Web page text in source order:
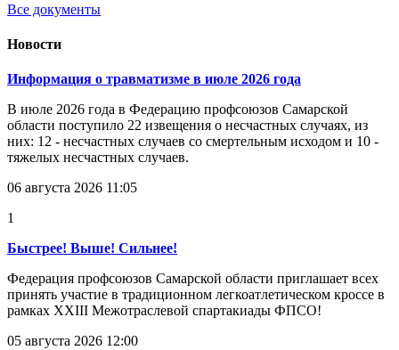
Все документы
Новости
Информация о травматизме в июле 2026 года
В июле 2026 года в Федерацию профсоюзов Самарской
области поступило 22 извещения о несчастных случаях, из
них: 12 - несчастных случаев со смертельным исходом и 10 -
тяжелых несчастных случаев.
06 августа 2026 11:05
1
Быстрее! Выше! Сильнее!
Федерация профсоюзов Самарской области приглашает всех
принять участие в традиционном легкоатлетическом кроссе в
рамках XXIII Межотраслевой спартакиады ФПСО!
05 августа 2026 12:00